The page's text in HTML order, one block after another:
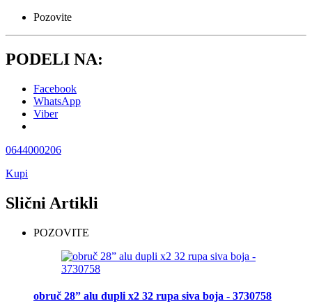
Pozovite
PODELI NA:
Facebook
WhatsApp
Viber
0644000206
Kupi
Slični Artikli
POZOVITE
obruč 28” alu dupli x2 32 rupa siva boja - 3730758